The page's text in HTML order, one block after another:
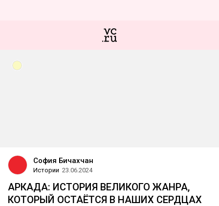
София Бичахчан
Истории 23.06.2024
АРКАДА: ИСТОРИЯ ВЕЛИКОГО ЖАНРА,
КОТОРЫЙ ОСТАЁТСЯ В НАШИХ СЕРДЦАХ